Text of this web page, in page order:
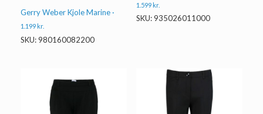
Gerry Weber Kjole Marine ·
1.199 kr.
SKU: 980160082200
1.599kr.
SKU: 935026011000